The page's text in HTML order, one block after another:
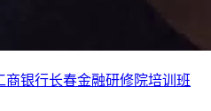
商银行长春金融研修院培训班